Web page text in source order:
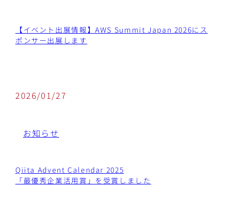
【イベント出展情報】AWS Summit Japan 2026にス
ポンサー出展します
2026/01/27
お知らせ
Qiita Advent Calendar 2025
「最優秀企業活用賞」を受賞しました